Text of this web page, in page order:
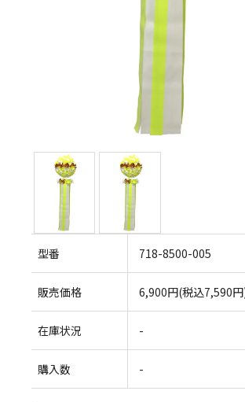
型番 718-8500-005
販売価格 6,900円(税込7,590
在庫状況 -
購入数 -